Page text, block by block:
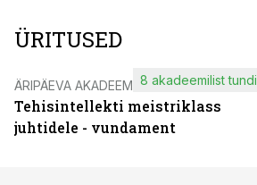
ÜRITUSED
ÄRIPÄEVA AKADEEMIA
Tehisintellekti meistriklass
juhtidele - vundament
8 akadeemilist tundi